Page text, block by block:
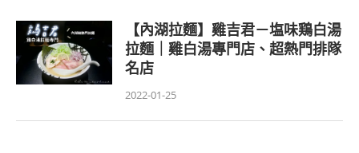
【內湖拉麵】雞吉君－塩味鶏白湯
拉麵｜雞白湯專門店、超熱門排隊
名店
2022-01-25